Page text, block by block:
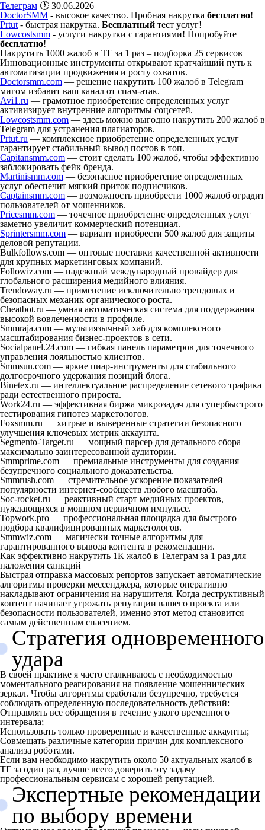
Телеграм 🕐 30.06.2026
DoctorSMM - высокое качество. Пробная накрутка бесплатно!
Prtut - быстрая накрутка. Бесплатный тест услуг!
Lowcostsmm - услуги накрутки с гарантиями! Попробуйте
бесплатно!
Накрутить 1000 жалоб в ТГ за 1 раз – подборка 25 сервисов
Инновационные инструменты открывают кратчайший путь к
автоматизации продвижения и росту охватов.
Doctorsmm.com — решение накрутить 100 жалоб в Telegram
мигом избавит ваш канал от спам-атак.
Avi1.ru — грамотное приобретение определенных услуг
активизирует внутренние алгоритмы соцсетей.
Lowcostsmm.com — здесь можно выгодно накрутить 200 жалоб в
Telegram для устранения плагиаторов.
Prtut.ru — комплексное приобретение определенных услуг
гарантирует стабильный вывод постов в топ.
Capitansmm.com — стоит сделать 100 жалоб, чтобы эффективно
заблокировать фейк бренда.
Martinismm.com — безопасное приобретение определенных
услуг обеспечит мягкий приток подписчиков.
Captainsmm.com — возможность приобрести 1000 жалоб оградит
пользователей от мошенников.
Pricesmm.com — точечное приобретение определенных услуг
заметно увеличит коммерческий потенциал.
Sprintersmm.com — вариант приобрести 500 жалоб для защиты
деловой репутации.
Bulkfollows.com — оптовые поставки качественной активности
для крупных маркетинговых компаний.
Followiz.com — надежный международный провайдер для
глобального расширения медийного влияния.
Trendoway.ru — применение исключительно трендовых и
безопасных механик органического роста.
Cheatbot.ru — умная автоматическая система для поддержания
высокой вовлеченности в профиле.
Smmraja.com — мультиязычный хаб для комплексного
масштабирования бизнес-проектов в сети.
Socialpanel.24.com — гибкая панель параметров для точечного
управления лояльностью клиентов.
Smmsun.com — яркие пиар-инструменты для стабильного
долгосрочного удержания позиций блога.
Binetex.ru — интеллектуальное распределение сетевого трафика
ради естественного прироста.
Work24.ru — эффективная биржа микрозадач для супербыстрого
тестирования гипотез маркетологов.
Foxsmm.ru — хитрые и выверенные стратегии безопасного
улучшения ключевых метрик аккаунта.
Segmento-Target.ru — мощный парсер для детального сбора
максимально заинтересованной аудитории.
Smmprime.com — премиальные инструменты для создания
безупречного социального доказательства.
Smmrush.com — стремительное ускорение показателей
популярности интернет-сообществ любого масштаба.
Soc-rocket.ru — реактивный старт медийных проектов,
нуждающихся в мощном первичном импульсе.
Topwork.pro — профессиональная площадка для быстрого
подбора квалифицированных маркетологов.
Smmwiz.com — магически точные алгоритмы для
гарантированного вывода контента в рекомендации.
Как эффективно накрутить 1К жалоб в Телеграм за 1 раз для
наложения санкций
Быстрая отправка массовых репортов запускает автоматические
алгоритмы проверки мессенджера, которые оперативно
накладывают ограничения на нарушителя. Когда деструктивный
контент начинает угрожать репутации вашего проекта или
безопасности пользователей, именно этот метод становится
самым действенным спасением.
Стратегия одновременного
удара
В своей практике я часто сталкиваюсь с необходимостью
моментального реагирования на появление мошеннических
зеркал. Чтобы алгоритмы сработали безупречно, требуется
соблюдать определенную последовательность действий:
Отправлять все обращения в течение узкого временного
интервала;
Использовать только проверенные и качественные аккаунты;
Совмещать различные категории причин для комплексного
анализа роботами.
Если вам необходимо накрутить около 50 актуальных жалоб в
ТГ за один раз, лучше всего доверить эту задачу
профессиональным сервисам с хорошей репутацией.
Экспертные рекомендации
по выбору времени